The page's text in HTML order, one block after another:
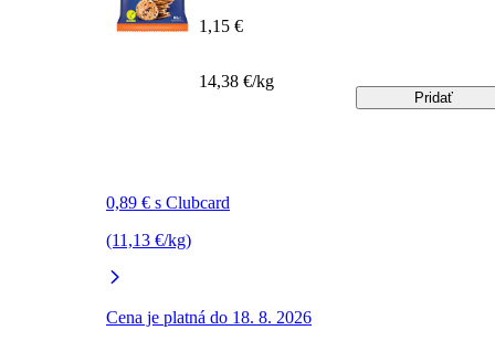
0,89 € s Clubcard
(11,13 €/kg)
Cena je platná do 18. 8. 2026
1,15 €
14,38 €/kg
Pridať